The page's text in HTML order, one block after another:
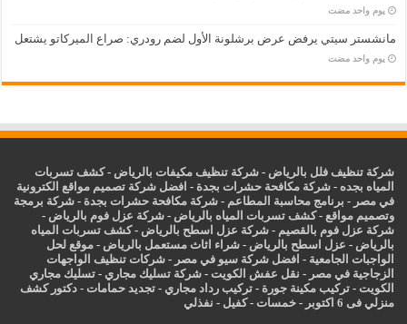
‏يوم واحد مضت
مانشستر سيتي يرفض عرض برشلونة الأول لضم رودري: صراع الميركاتو يشتعل
‏يوم واحد مضت
شركة تنظيف فلل بالرياض -شركة تنظيف مكيفات بالرياض -كشف تسربات
المياه بجده -شركة مكافحة حشرات بجدة - افضل شركة تصميم مواقع الكترونية
في مصر - برنامج محاسبة المطاعم -شركة مكافحة حشرات بجدة -شركة برمجة
وتصميم مواقع -كشف تسربات المياه بالرياض -شركة عزل فوم بالرياض -
شركة عزل فوم بالقصيم -شركة عزل اسطح بالرياض -كشف تسربات المياه
بالرياض - عزل اسطح بالرياض -شراء اثاث مستعمل بالرياض - موقع لحل
الواجبات الجامعية - افضل شركة سيو في مصر -شركات تنظيف الواجهات
الزجاجية في مصر - نقل عفش الكويت -شركة تسليك مجاري -تسليك مجاري
الكويت -تركيب مكينة جورة -تركيب رداد مجاري -تجديد حمامات -دكتور كشف
منزلي فى 6 اكتوبر
-خمسات -كفيل - نفذلي